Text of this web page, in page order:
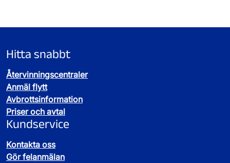
Hitta snabbt
Återvinningscentraler
Anmäl flytt
Avbrottsinformation
Priser och avtal
Kundservice
Kontakta oss
Gör felanmälan